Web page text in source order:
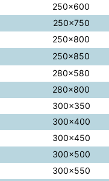
250×600
250×750
250×800
250×850
280×580
280×800
300×350
300×400
300×450
300×500
300×550